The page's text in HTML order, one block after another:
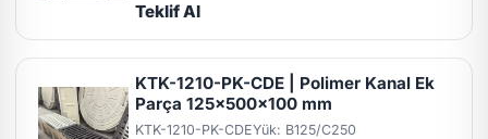
Teklif Al
KTK-1210-PK-CDE | Polimer Kanal Ek
Parça 125x500x100 mm
KTK-1210-PK-CDEYük: B125/C250